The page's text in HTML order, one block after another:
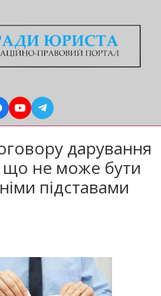
дарування
що не може бути
підставами